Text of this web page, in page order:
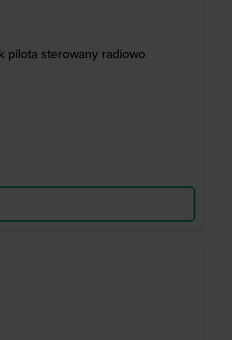
pilota sterowany radiowo